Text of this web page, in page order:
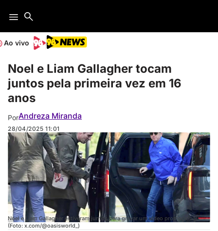
Ao vivo
Noel e Liam Gallagher tocam
juntos pela primeira vez em 16
anos
PorAndreza Miranda
28/04/2025 11:01
Noel e Liam Gallagher estiveram juntos para gravar um vídeo promocional
(Foto: x.com/@oasisworld_)